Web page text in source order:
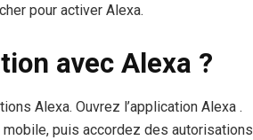
pour activer Alexa.
avec Alexa ?
Alexa. Ouvrez l’application Alexa .
puis accordez des autorisations